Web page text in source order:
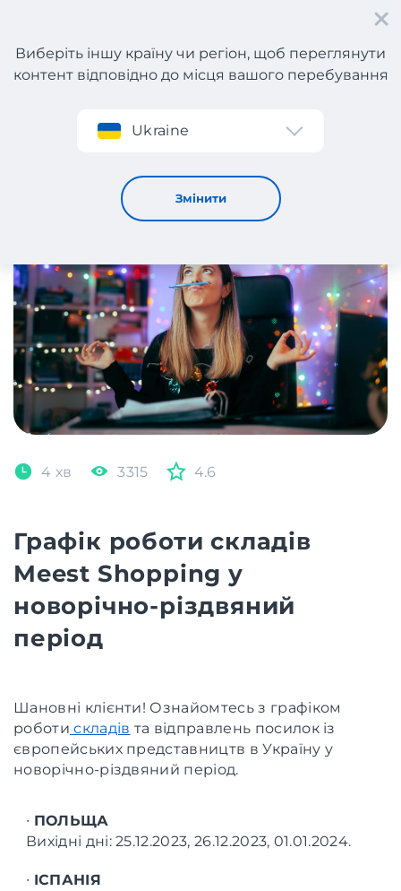
Реєстрація
Виберіть іншу країну чи регіон, щоб переглянути
контент відповідно до місця вашого перебування
Ukraine
Змінити
Графік роботи складів Meest Shopping у новорічно-
різдвяний період
4 хв 3315 4.6
Графік роботи складів
Meest Shopping у
новорічно-різдвяний
період
Шановні клієнти! Ознайомтесь з графіком
роботи складів та відправлень посилок із
європейських представництв в Україну у
новорічно-різдвяний період.
∙ ПОЛЬЩА
Вихідні дні: 25.12.2023, 26.12.2023, 01.01.2024.
∙ ІСПАНІЯ